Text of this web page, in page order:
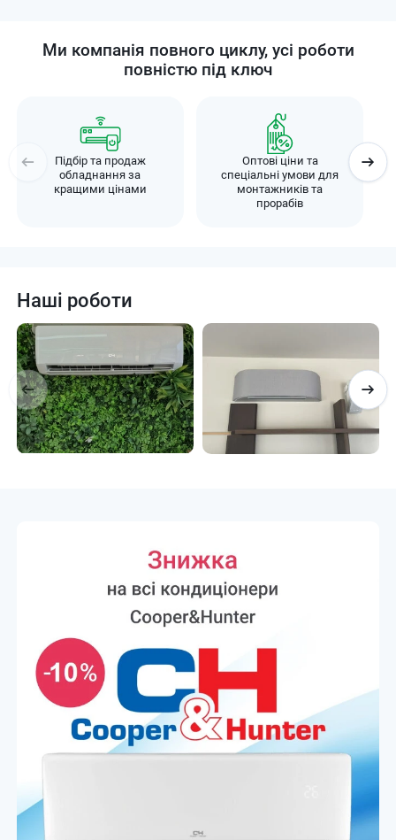
Ми компанія повного циклу, усі роботи
повністю під ключ
Підбір та продаж
обладнання за
кращими цінами
Оптові ціни та
спеціальні умови для
монтажників та
прорабів
Наші роботи